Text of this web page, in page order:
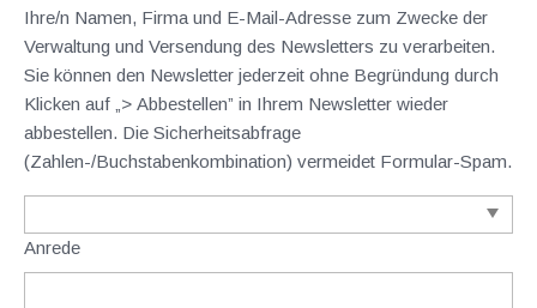
Ihre/n Namen, Firma und E-Mail-Adresse zum Zwecke der
Verwaltung und Versendung des Newsletters zu verarbeiten.
Sie können den Newsletter jederzeit ohne Begründung durch
Klicken auf „> Abbestellen” in Ihrem Newsletter wieder
abbestellen. Die Sicherheitsabfrage
(Zahlen-/Buchstabenkombination) vermeidet Formular-Spam.
Anrede